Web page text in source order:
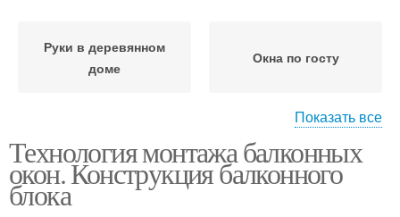
Руки в деревянном
доме
Окна по госту
Окна в проеме Руки в кирпичном доме
Показать все
Технология монтажа балконных
окон. Конструкция балконного
блока